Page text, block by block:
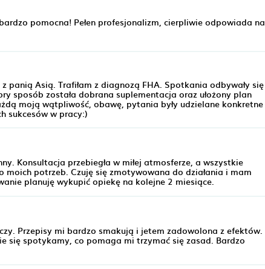
pomocna! Pełen profesjonalizm, cierpliwie odpowiada na
panią Asią. Trafiłam z diagnozą FHA. Spotkania odbywały się
sposób została dobrana suplementacja oraz ułożony plan
moją wątpliwość, obawę, pytania były udzielane konkretne
sukcesów w pracy:)
Konsultacja przebiegła w miłej atmosferze, a wszystkie
potrzeb. Czuję się zmotywowana do działania i mam
planuję wykupić opiekę na kolejne 2 miesiące.
Przepisy mi bardzo smakują i jetem zadowolona z efektów.
się spotykamy, co pomaga mi trzymać się zasad. Bardzo